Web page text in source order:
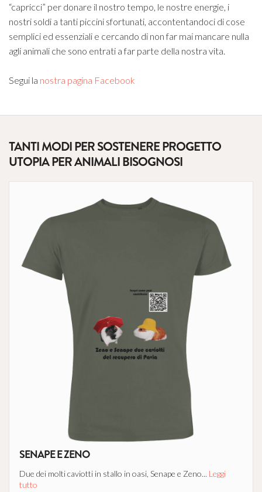
“capricci” per donare il nostro tempo, le nostre energie, i
nostri soldi a tanti piccini sfortunati, accontentandoci di cose
semplici ed essenziali e cercando di non far mai mancare nulla
agli animali che sono entrati a far parte della nostra vita.
Segui la nostra pagina Facebook
TANTI MODI PER SOSTENERE PROGETTO
UTOPIA PER ANIMALI BISOGNOSI
SENAPE E ZENO
Due dei molti caviotti in stallo in oasi, Senape e Zeno... Leggi
tutto